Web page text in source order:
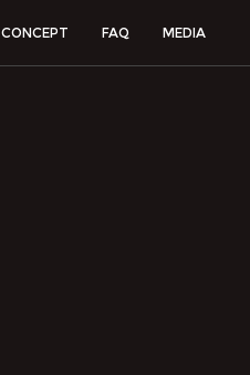
CONCEPT FAQ MEDIA